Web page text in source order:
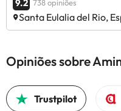
9.2 738 opiniões
Santa Eulalia del Rio,
Opiniões sobre
Trustpilot